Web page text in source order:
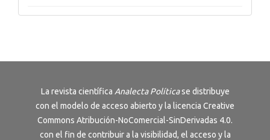
La revista científica Analecta Políticase distribuye
con el modelo de acceso abierto y la licencia Creative
Commons Atribución-NoComercial-SinDerivadas 4.0.
con el fin de contribuir a la visibilidad, el acceso y la